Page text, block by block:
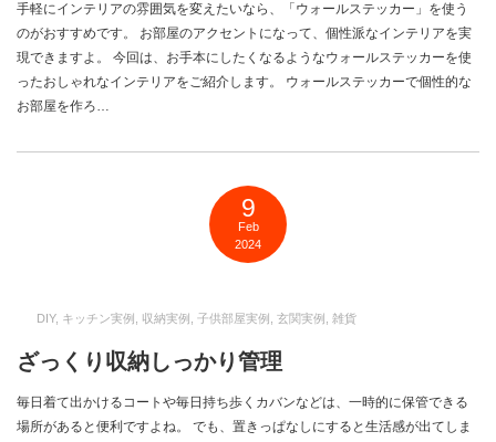
手軽にインテリアの雰囲気を変えたいなら、「ウォールステッカー」を使う
のがおすすめです。 お部屋のアクセントになって、個性派なインテリアを実
現できますよ。 今回は、お手本にしたくなるようなウォールステッカーを使
ったおしゃれなインテリアをご紹介します。 ウォールステッカーで個性的な
お部屋を作ろ…
9
Feb
2024
DIY, キッチン実例 収納実例 子供部屋実例 玄関実例 雑貨
ざっくり収納しっかり管理
毎日着て出かけるコートや毎日持ち歩くカバンなどは、一時的に保管できる
場所があると便利ですよね。 でも、置きっぱなしにすると生活感が出てしま